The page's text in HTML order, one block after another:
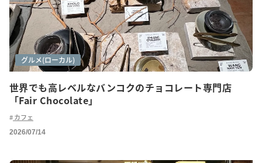
世界でも高レベルなバンコクのチョコレート専門店
「Fair Chocolate」
カフェ巡り
グルメ(ローカル)
カフェ
2026/07/14